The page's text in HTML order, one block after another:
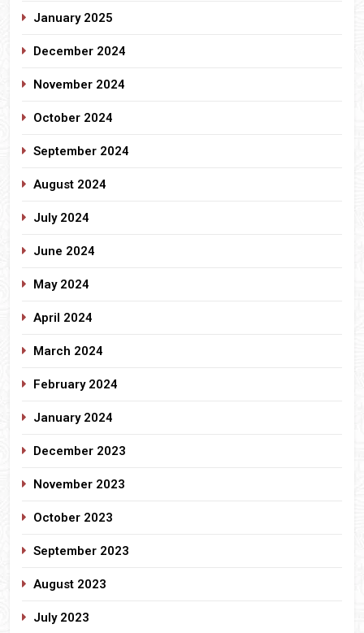
January 2025
December 2024
November 2024
October 2024
September 2024
August 2024
July 2024
June 2024
May 2024
April 2024
March 2024
February 2024
January 2024
December 2023
November 2023
October 2023
September 2023
August 2023
July 2023